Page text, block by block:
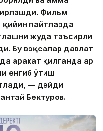
Фильм
қийин пайтларда
жуда таъсирли
Бу воқеалар давлат
ҳаракат қилганда ҳар
енгиб ўтиш
— дейди
Бектуров.